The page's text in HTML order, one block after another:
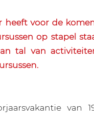
heeft voor de
op stapel
tal van
van